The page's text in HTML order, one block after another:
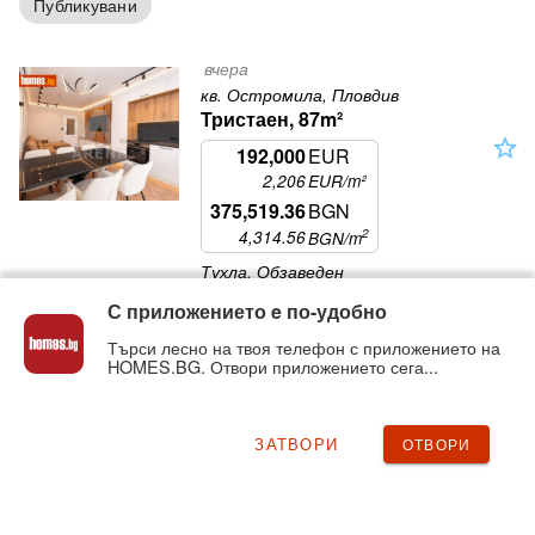
Публикувани
вчера
кв. Остромила, Пловдив
Тристаен, 87m²
192,000EUR
2,206EUR/m²
375,519.36BGN
4,314.56BGN/m2
star_outline
Тухла, Обзаведен
жк. Тракия, Пловдив
Тристаен, 111m²
123,810EUR
242,151.31BGN
С приложението e по-удобно
Търси лесно на твоя телефон с приложението на
HOMES.BG. Отвори приложението сега...
ЗАТВОРИ ОТВОРИ